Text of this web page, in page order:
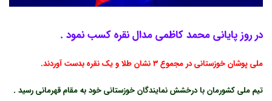
در روز پایانی محمد کاظمی مدال نقره کسب نمود .
ملی پوشان خوزستانی در مجموع 3 نشان طلا و یک نقره بدست آوردند.
تیم ملی کشورمان با درخشش نمایندگان خوزستانی خود به مقام قهرمانی رسید .